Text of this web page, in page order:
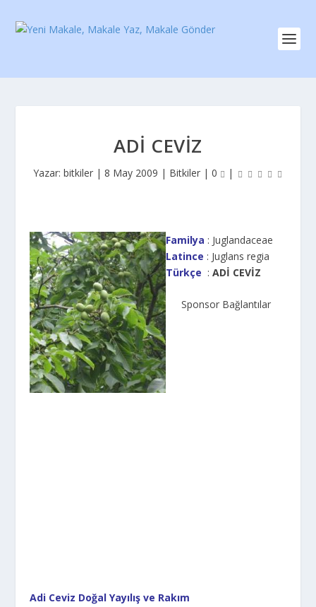
ADI CEVIZ
Yazar: bitkiler | 8 May 2009 | Bitkiler | 0 |
Familya : Juglandaceae
Latince : Juglans regia
Türkçe :ADİ CEVİZ
Sponsor Bağlantılar
Adi Ceviz Doğal Yayılış ve Rakım